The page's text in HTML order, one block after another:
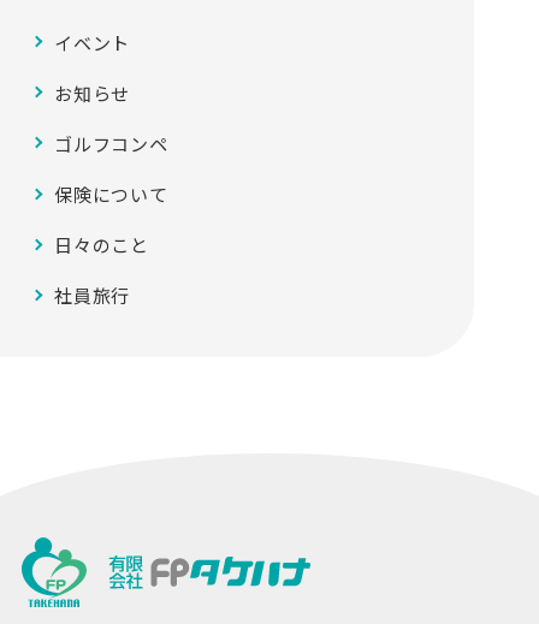
イベント
お知らせ
ゴルフコンペ
保険について
日々のこと
社員旅行